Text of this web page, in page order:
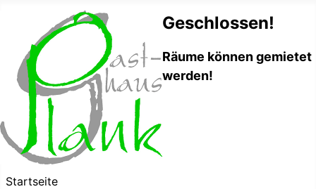
Geschlossen!
Räume können gemietet
werden!
Startseite